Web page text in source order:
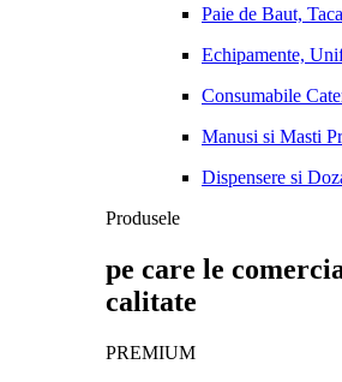
Paie de Baut,
Echipamente,
Consumabile
Manusi si Masti
Dispensere si
Produsele
pe care le
calitate
PREMIUM